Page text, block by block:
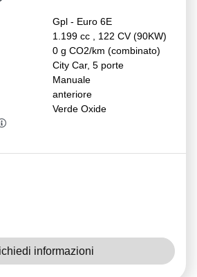
Gpl - Euro 6E
1.199 cc , 122 CV (90KW)
0 g CO2/km (combinato)
City Car, 5 porte
Manuale
anteriore
Verde Oxide
informazioni